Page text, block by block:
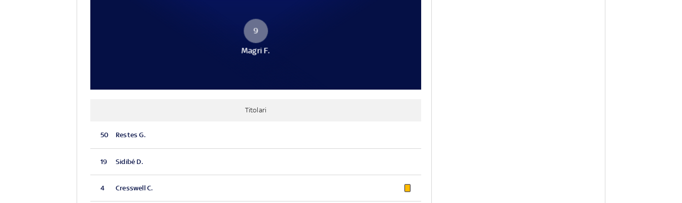
9
Magri F.
Titolari
50 Restes G.
19 Sidibé D.
4 Cresswell C.